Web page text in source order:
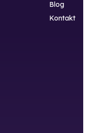
Blog
Kontakt